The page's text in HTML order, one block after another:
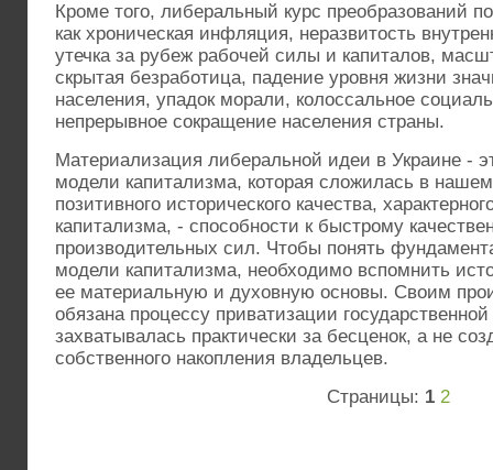
Кроме того, либеральный курс преобразований
как хроническая инфляция, неразвитость
утечка за рубеж рабочей силы и капиталов,
скрытая безработица, падение уровня жизни
населения, упадок морали, колоссальное
непрерывное сокращение населения страны.
Материализация либеральной идеи в Украине -
модели капитализма, которая сложилась в
позитивного исторического качества,
капитализма, - способности к быстрому
производительных сил. Чтобы понять
модели капитализма, необходимо вспомнить
ее материальную и духовную основы. Своим
обязана процессу приватизации
захватывалась практически за бесценок, а не
собственного накопления владельцев.
Страницы: 1 2